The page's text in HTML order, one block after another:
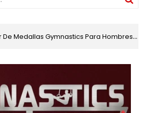
Medallas Gymnastics Para Hombres V1